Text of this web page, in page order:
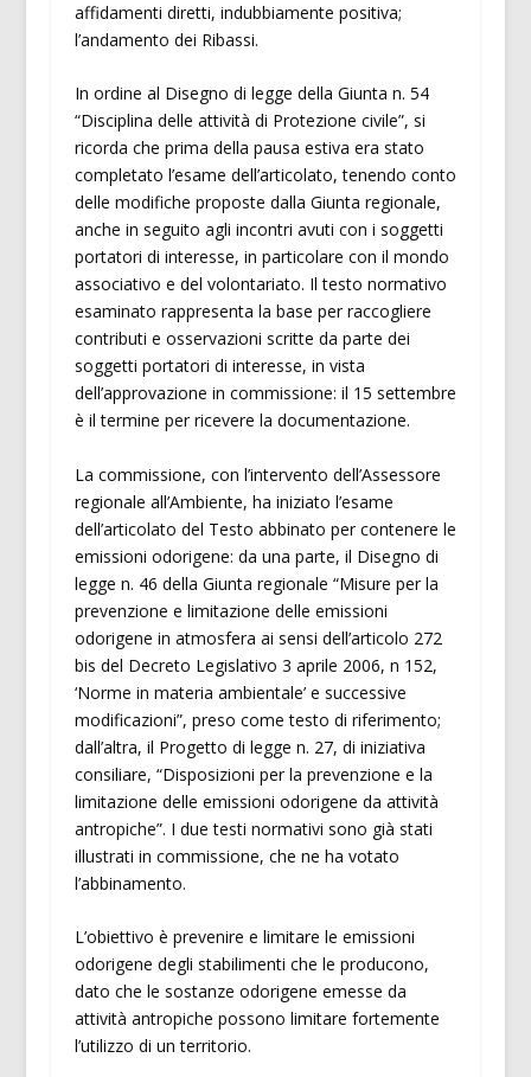
affidamenti diretti, indubbiamente positiva;
l’andamento dei Ribassi.
In ordine al Disegno di legge della Giunta n. 54
“Disciplina delle attività di Protezione civile”, si
ricorda che prima della pausa estiva era stato
completato l’esame dell’articolato, tenendo conto
delle modifiche proposte dalla Giunta regionale,
anche in seguito agli incontri avuti con i soggetti
portatori di interesse, in particolare con il mondo
associativo e del volontariato. Il testo normativo
esaminato rappresenta la base per raccogliere
contributi e osservazioni scritte da parte dei
soggetti portatori di interesse, in vista
dell’approvazione in commissione: il 15 settembre
è il termine per ricevere la documentazione.
La commissione, con l’intervento dell’Assessore
regionale all’Ambiente, ha iniziato l’esame
dell’articolato del Testo abbinato per contenere le
emissioni odorigene: da una parte, il Disegno di
legge n. 46 della Giunta regionale “Misure per la
prevenzione e limitazione delle emissioni
odorigene in atmosfera ai sensi dell’articolo 272
bis del Decreto Legislativo 3 aprile 2006, n 152,
‘Norme in materia ambientale’ e successive
modificazioni”, preso come testo di riferimento;
dall’altra, il Progetto di legge n. 27, di iniziativa
consiliare, “Disposizioni per la prevenzione e la
limitazione delle emissioni odorigene da attività
antropiche”. I due testi normativi sono già stati
illustrati in commissione, che ne ha votato
l’abbinamento.
L’obiettivo è prevenire e limitare le emissioni
odorigene degli stabilimenti che le producono,
dato che le sostanze odorigene emesse da
attività antropiche possono limitare fortemente
l’utilizzo di un territorio.